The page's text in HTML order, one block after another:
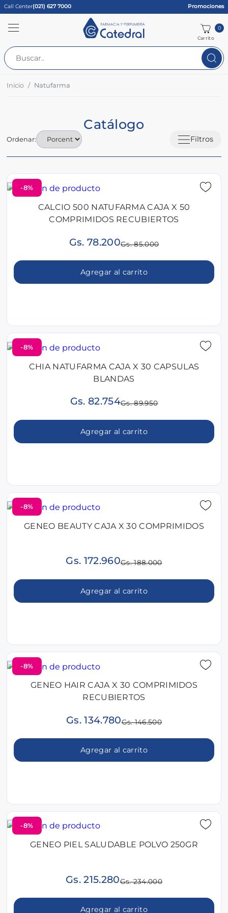
Call Center(021) 627 7000 Promociones
Carrito
0
Inicio Natufarma
Catálogo
Filtros
Ordenar:
-8%
CALCIO 500 NATUFARMA CAJA X 50
COMPRIMIDOS RECUBIERTOS
Gs. 78.200Gs. 85.000
Agregar al carrito
-8%
CHIA NATUFARMA CAJA X 30 CAPSULAS
BLANDAS
Gs. 82.754Gs. 89.950
Agregar al carrito
-8%
GENEO BEAUTY CAJA X 30 COMPRIMIDOS
Gs. 172.960Gs. 188.000
Agregar al carrito
-8%
GENEO HAIR CAJA X 30 COMPRIMIDOS
RECUBIERTOS
Gs. 134.780Gs. 146.500
Agregar al carrito
-8%
GENEO PIEL SALUDABLE POLVO 250GR
Gs. 215.280Gs. 234.000
Agregar al carrito